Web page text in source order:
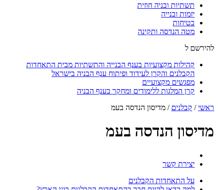
תשתיות ובניה חוזית
יזמות ובנייה
בטיחות
מטה הנדסה ותקינה
להירשם ל
קהילות מקצועיות בענף הבנייה והתשתיות מבית התאחדות
הקבלנים והקרן לעידוד ופיתוח ענף הבניה בישראל
מפגשים מקצועיים
קרן המלגות ללימודים ומחקר בענף הבניה
ראשי/ קבלנים / מדיסון הנדסה בעמ
מדיסון הנדסה בעמ
יצירת קשר
על התאחדות הקבלנים